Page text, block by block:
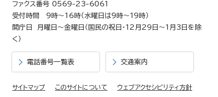
ファクス番号 0569-23-6061
受付時間 9時～16時（水曜日は9時～19時）
開庁日 月曜日～金曜日（国民の祝日・12月29日～1月3日を除
く）
電話番号一覧表 交通案内
サイトマップ このサイトについて ウェブアクセシビリティ方針